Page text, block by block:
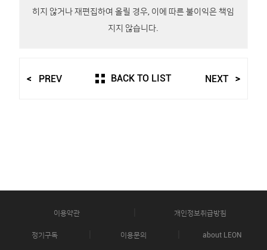
히지 않거나 재편집하여 올릴 경우, 이에 따른 불이익은 책임
지지 않습니다.
PREV BACK TO LIST NEXT
이용약관 개인정보취급방침
정기구독 이용문의 about LEON